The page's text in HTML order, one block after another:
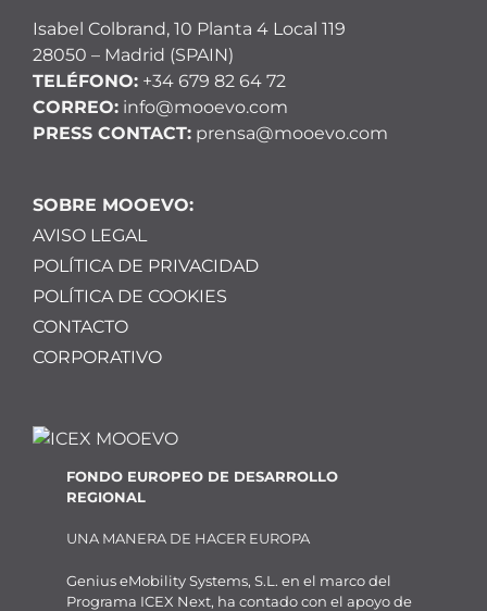
Isabel Colbrand, 10 Planta 4 Local 119
28050 – Madrid (SPAIN)
TELÉFONO: +34 679 82 64 72
CORREO: info@mooevo.com
PRESS CONTACT: prensa@mooevo.com
SOBRE MOOEVO:
AVISO LEGAL
POLÍTICA DE PRIVACIDAD
POLÍTICA DE COOKIES
CONTACTO
CORPORATIVO
FONDO EUROPEO DE DESARROLLO
REGIONAL
UNA MANERA DE HACER EUROPA
Genius eMobility Systems, S.L. en el marco del
Programa ICEX Next, ha contado con el apoyo de